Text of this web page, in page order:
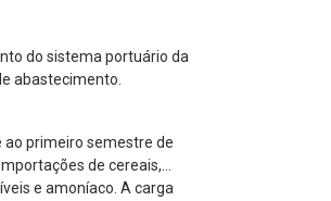
do sistema portuário da
abastecimento.
ao primeiro semestre de
de cereais,
e amoníaco. A carga